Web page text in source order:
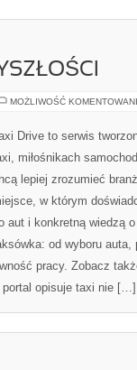
MOŻLIWOŚĆ
Drive to serwis
miłośnikach
lepiej zrozumieć
w którym
aut i konkretną wiedzą
od wyboru
pracy. Zobacz
opisuje taxi nie […]